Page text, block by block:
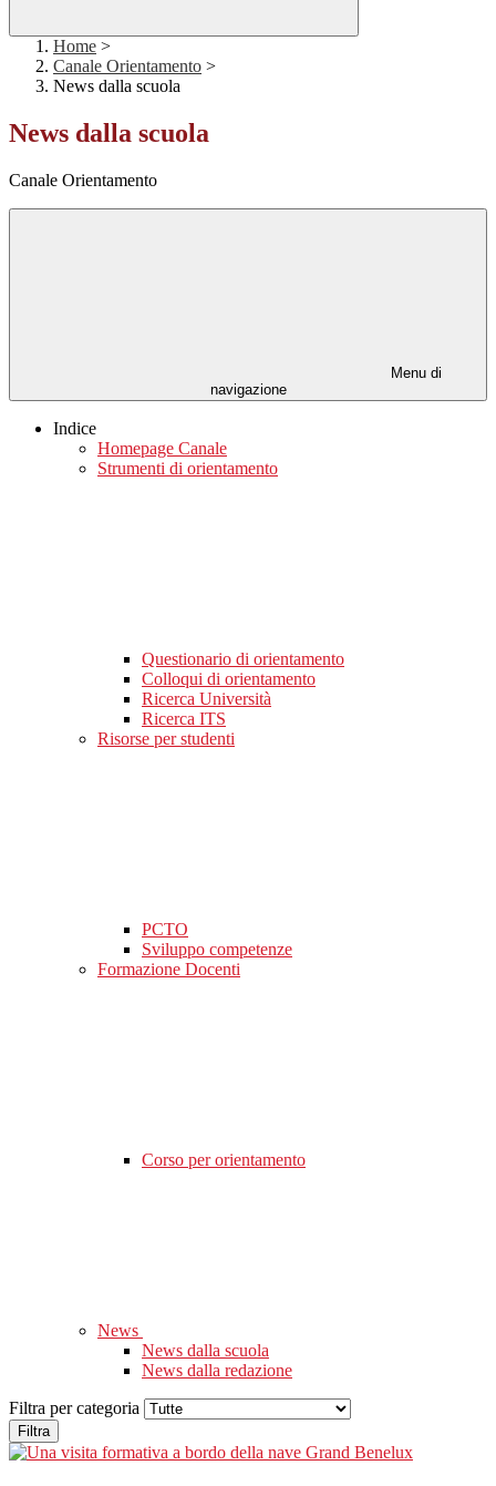
Home >
Canale Orientamento >
News dalla scuola
News dalla scuola
Canale Orientamento
Menu di
navigazione
Indice
Homepage Canale
Strumenti di orientamento
Questionario di orientamento
Colloqui di orientamento
Ricerca Università
Ricerca ITS
Risorse per studenti
PCTO
Sviluppo competenze
Formazione Docenti
Corso per orientamento
News
News dalla scuola
News dalla redazione
Filtra per categoria
Filtra